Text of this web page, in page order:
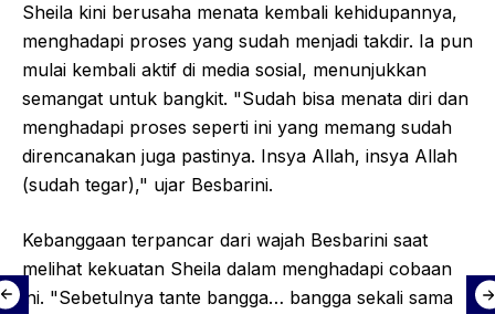
Sheila kini berusaha menata kembali kehidupannya,
menghadapi proses yang sudah menjadi takdir. Ia pun
mulai kembali aktif di media sosial, menunjukkan
semangat untuk bangkit. "Sudah bisa menata diri dan
menghadapi proses seperti ini yang memang sudah
direncanakan juga pastinya. Insya Allah, insya Allah
(sudah tegar)," ujar Besbarini.
Kebanggaan terpancar dari wajah Besbarini saat
melihat kekuatan Sheila dalam menghadapi cobaan
ini. "Sebetulnya tante bangga… bangga sekali sama